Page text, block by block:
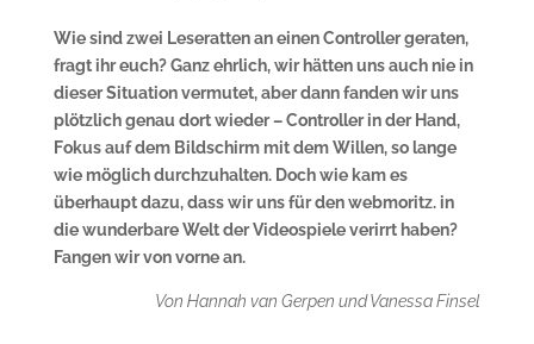
Wie sind zwei Leseratten an einen Controller geraten,
fragt ihr euch? Ganz ehrlich, wir hätten uns auch nie in
dieser Situation vermutet, aber dann fanden wir uns
plötzlich genau dort wieder – Controller in der Hand,
Fokus auf dem Bildschirm mit dem Willen, so lange
wie möglich durchzuhalten. Doch wie kam es
überhaupt dazu, dass wir uns für den webmoritz. in
die wunderbare Welt der Videospiele verirrt haben?
Fangen wir von vorne an.
Von Hannah van Gerpen und Vanessa Finsel